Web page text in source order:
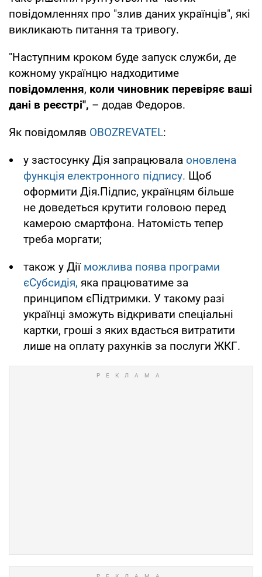
повідомленнях про "злив даних українців", які
викликають питання та тривогу.
"Наступним кроком буде запуск служби, де
кожному українцю надходитиме
повідомлення, коли чиновник перевіряє ваші
дані в реєстрі", – додав Федоров.
Як повідомляв OBOZREVATEL:
у застосунку Дія запрацювала оновлена
функція електронного підпису. Щоб
оформити Дія.Підпис, українцям більше
не доведеться крутити головою перед
камерою смартфона. Натомість тепер
треба моргати;
також у Дії можлива поява програми
єСубсидія, яка працюватиме за
принципом єПідтримки. У такому разі
українці зможуть відкривати спеціальні
картки, гроші з яких вдасться витратити
лише на оплату рахунків за послуги ЖКГ.